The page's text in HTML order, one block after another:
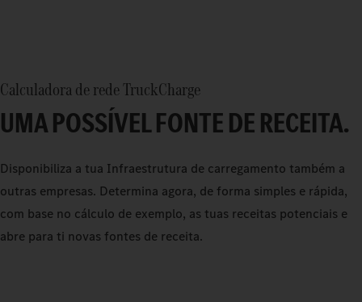
Calculadora de rede TruckCharge
UMA POSSÍVEL FONTE DE RECEITA.
Disponibiliza a tua Infraestrutura de carregamento também a
outras empresas. Determina agora, de forma simples e rápida,
com base no cálculo de exemplo, as tuas receitas potenciais e
abre para ti novas fontes de receita.